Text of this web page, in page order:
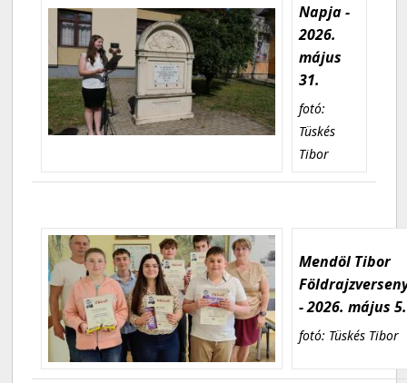
Napja -
2026.
május
31.
fotó:
Tüskés
Tibor
Mendöl Tibor
- 2026. május 5.
fotó: Tüskés Tibor